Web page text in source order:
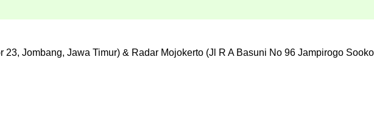
23, Jombang, Jawa Timur) & Radar Mojokerto (Jl R A Basuni No 96 Jampirogo